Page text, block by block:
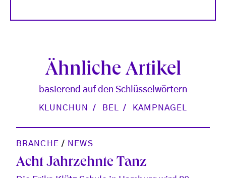
Ähnliche Artikel
basierend auf den Schlüsselwörtern
KLUNCHUN BEL KAMPNAGEL
BRANCHE / NEWS
Acht Jahrzehnte Tanz